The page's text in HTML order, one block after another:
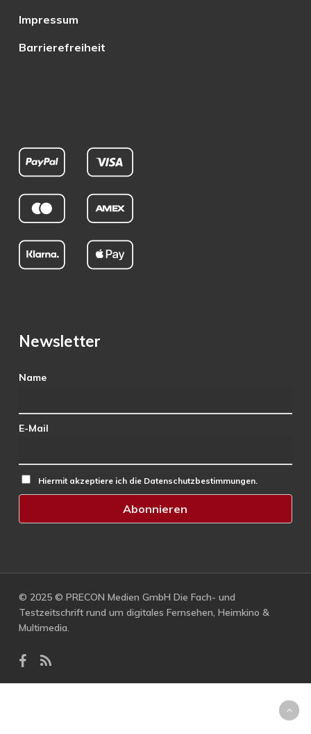
Impressum
Barrierefreiheit
Newsletter
Name
E-Mail
Hiermit akzeptiere ich die Datenschutzbestimmungen.
© 2025 © PRECON Medien GmbH Die Fach- und
Testzeitschrift rund um digitales Fernsehen, Heimkino &
Multimedia.
facebook
RSS